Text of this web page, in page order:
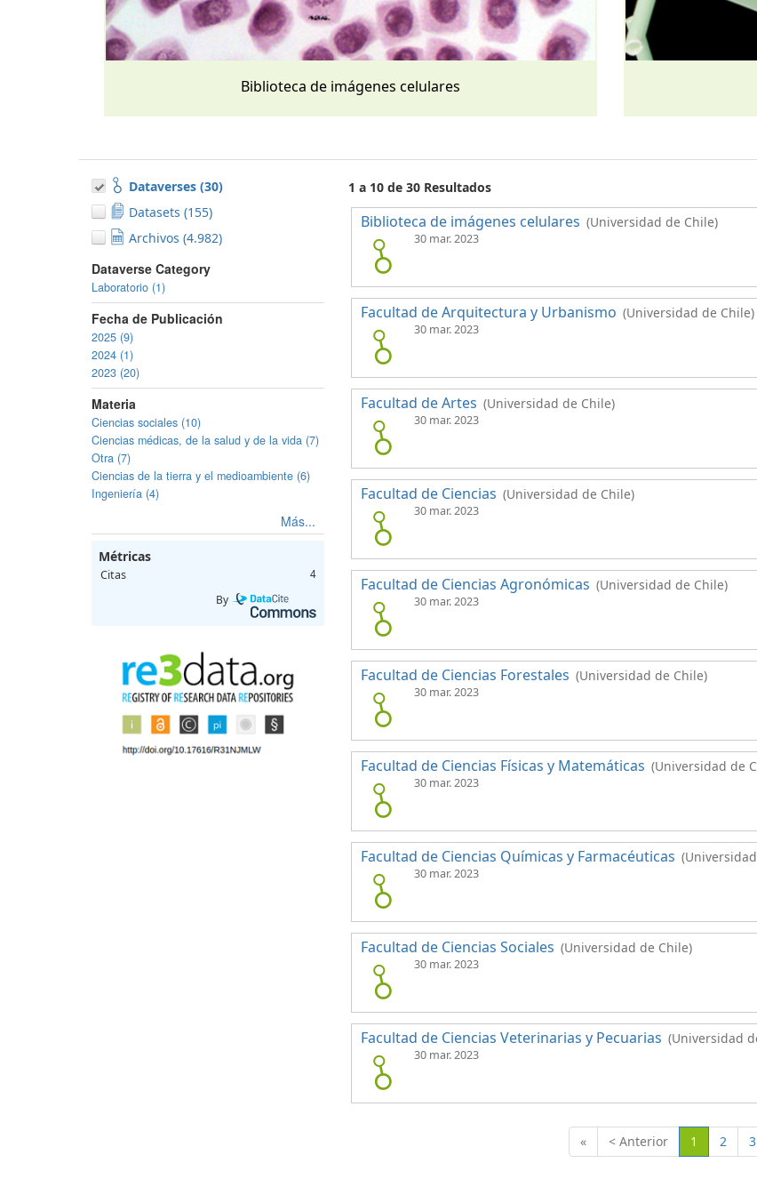
Biblioteca de imágenes celulares
Dataverses (30)
Datasets (155)
Archivos (4.982)
Dataverse Category
Laboratorio (1)
Fecha de Publicación
2025 (9)
2024 (1)
2023 (20)
Materia
Ciencias sociales (10)
Ciencias médicas, de la salud y de la vida (7)
Otra (7)
Ciencias de la tierra y el medioambiente (6)
Ingeniería (4)
Más...
Métricas
Citas 4
By
1 a 10 de 30 Resultados
Biblioteca de imágenes celulares (Universidad de Chile)
30 mar. 2023
Facultad de Arquitectura y Urbanismo (Universidad de Chile)
30 mar. 2023
Facultad de Artes (Universidad de Chile)
30 mar. 2023
Facultad de Ciencias (Universidad de Chile)
30 mar. 2023
Facultad de Ciencias Agronómicas (Universidad de Chile)
30 mar. 2023
Facultad de Ciencias Forestales (Universidad de Chile)
30 mar. 2023
Facultad de Ciencias Físicas y Matemáticas (Universidad de
30 mar. 2023
Facultad de Ciencias Químicas y Farmacéuticas
30 mar. 2023
Facultad de Ciencias Sociales (Universidad de Chile)
30 mar. 2023
Facultad de Ciencias Veterinarias y Pecuarias (Universidad
30 mar. 2023
« < Anterior 1 (Actual)
2 3